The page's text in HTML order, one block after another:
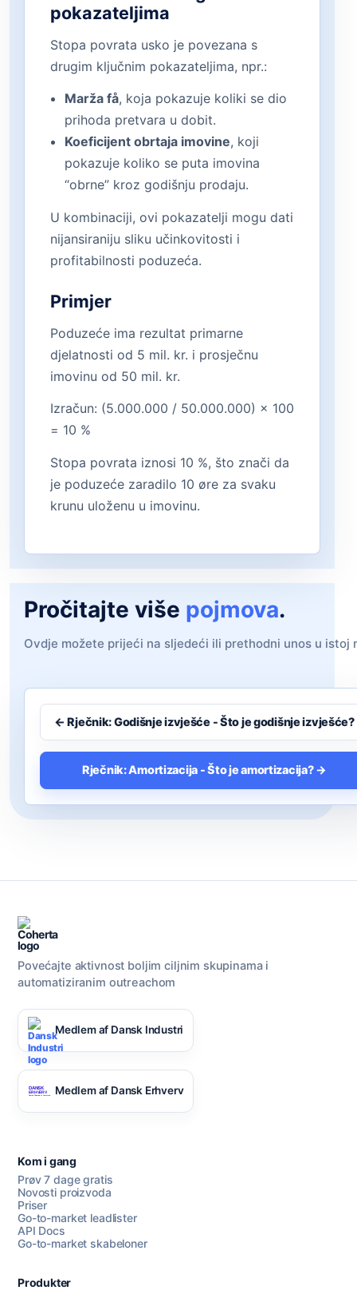
pokazateljima
Stopa povrata usko je povezana s
drugim ključnim pokazateljima, npr.:
Marža få, koja pokazuje koliki se dio
prihoda pretvara u dobit.
Koeficijent obrtaja imovine, koji
pokazuje koliko se puta imovina
“obrne” kroz godišnju prodaju.
U kombinaciji, ovi pokazatelji mogu dati
nijansiraniju sliku učinkovitosti i
profitabilnosti poduzeća.
Primjer
Poduzeće ima rezultat primarne
djelatnosti od 5 mil. kr. i prosječnu
imovinu od 50 mil. kr.
Izračun: (5.000.000 / 50.000.000) × 100
= 10 %
Stopa povrata iznosi 10 %, što znači da
je poduzeće zaradilo 10 øre za svaku
krunu uloženu u imovinu.
Pročitajte više pojmova.
Ovdje možete prijeći na sljedeći ili prethodni unos u istoj
← Rječnik: Godišnje izvješće - Što je godišnje izvješće?
Rječnik: Amortizacija - Što je amortizacija? →
Povećajte aktivnost boljim ciljnim skupinama i
automatiziranim outreachom
Medlem af Dansk Industri
Medlem af Dansk Erhverv
Kom i gang
Prøv 7 dage gratis
Novosti proizvoda
Priser
Go-to-market leadlister
API Docs
Go-to-market skabeloner
Produkter